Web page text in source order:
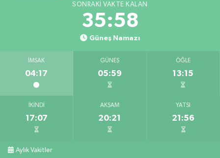
SONRAKI VAKTE KALAN
35:57
Güneş Namazı
İMSAK
04:17
GÜNEŞ
05:59
ÖĞLE
13:15
İKINDI
17:07
AKŞAM
20:21
YATSI
21:56
Aylık Vakitler